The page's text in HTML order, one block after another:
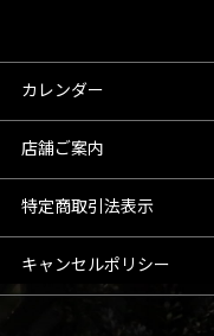
カレンダー
店舗ご案内
特定商取引法表示
キャンセルポリシー